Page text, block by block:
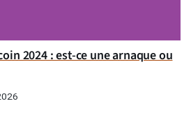
2024 : est-ce une arnaque ou